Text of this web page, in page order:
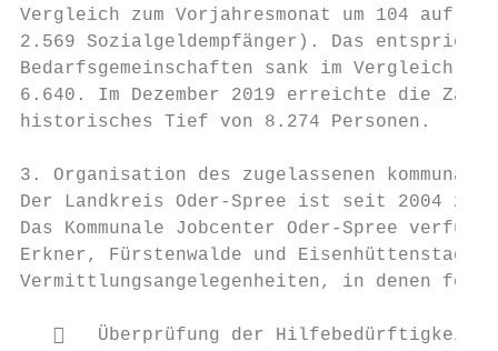
Vergleich zum Vorjahresmonat um 104 auf
2.569 Sozialgeldempfänger). Das
Bedarfsgemeinschaften sank im Vergleich
6.640. Im Dezember 2019 erreichte die
historisches Tief von 8.274 Personen.
3. Organisation des zugelassenen
Der Landkreis Oder-Spree ist seit 2004
Das Kommunale Jobcenter Oder-Spree
Erkner, Fürstenwalde und
Vermittlungsangelegenheiten, in denen
   Überprüfung der